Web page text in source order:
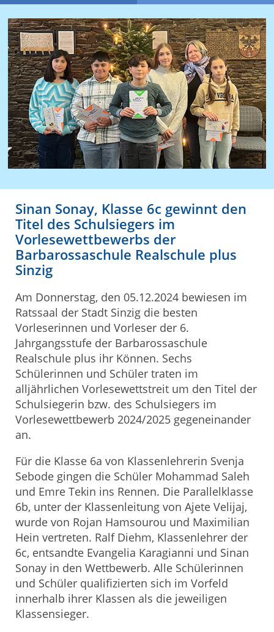
Sinan Sonay, Klasse 6c gewinnt den
Titel des Schulsiegers im
Vorlesewettbewerbs der
Barbarossaschule Realschule plus
Sinzig
Am Donnerstag, den 05.12.2024 bewiesen im
Ratssaal der Stadt Sinzig die besten
Vorleserinnen und Vorleser der 6.
Jahrgangsstufe der Barbarossaschule
Realschule plus ihr Können. Sechs
Schülerinnen und Schüler traten im
alljährlichen Vorlesewettstreit um den Titel der
Schulsiegerin bzw. des Schulsiegers im
Vorlesewettbewerb 2024/2025 gegeneinander
an.
Für die Klasse 6a von Klassenlehrerin Svenja
Sebode gingen die Schüler Mohammad Saleh
und Emre Tekin ins Rennen. Die Parallelklasse
6b, unter der Klassenleitung von Ajete Velijaj,
wurde von Rojan Hamsourou und Maximilian
Hein vertreten. Ralf Diehm, Klassenlehrer der
6c, entsandte Evangelia Karagianni und Sinan
Sonay in den Wettbewerb. Alle Schülerinnen
und Schüler qualifizierten sich im Vorfeld
innerhalb ihrer Klassen als die jeweiligen
Klassensieger.